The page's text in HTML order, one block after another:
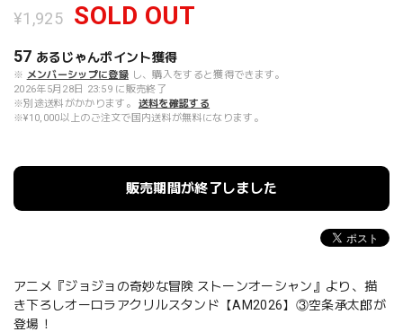
¥1,925 SOLD OUT
57 あるじゃんポイント獲得
※ メンバーシップに登録 し、購入をすると獲得できます。
2026年5月28日 23:59 に販売終了
※別途送料がかかります。
送料を確認する
※¥10,000以上のご注文で国内送料が無料になります。
販売期間が終了しました
アニメ『ジョジョの奇妙な冒険 ストーンオーシャン』より、描
き下ろしオーロラアクリルスタンド【AM2026】③空条承太郎が
登場！